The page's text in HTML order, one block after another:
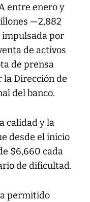
entre enero y
—2,882
impulsada por
de activos
de prensa
Dirección de
del banco.
calidad y la
desde el inicio
$6,660 cada
de dificultad.
permitido